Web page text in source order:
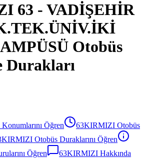
63 - VADİŞEHİR
Otobüs
Durakları
Konumlarını Öğren 63KIRMIZI Otobüs
Otobüs Duraklarını Öğren
Öğren 63KIRMIZI Hakkında